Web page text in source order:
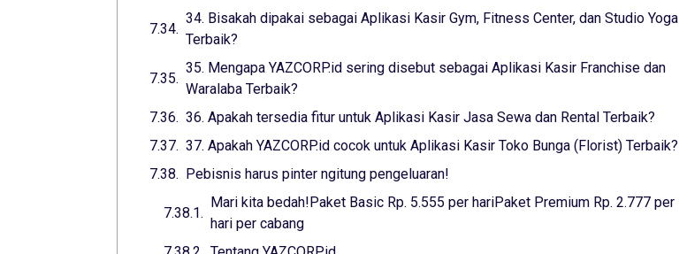
34. Bisakah dipakai sebagai Aplikasi Kasir Gym, Fitness Center, dan Studio Yoga
Terbaik?
35. Mengapa YAZCORP.id sering disebut sebagai Aplikasi Kasir Franchise dan
Waralaba Terbaik?
36. Apakah tersedia fitur untuk Aplikasi Kasir Jasa Sewa dan Rental Terbaik?
37. Apakah YAZCORP.id cocok untuk Aplikasi Kasir Toko Bunga (Florist) Terbaik?
Pebisnis harus pinter ngitung pengeluaran!
Mari kita bedah!Paket Basic Rp. 5.555 per hariPaket Premium Rp. 2.777 per
hari per cabang